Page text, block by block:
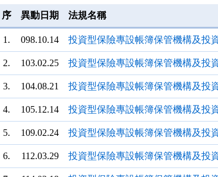
鈕
區
序 異動日期 法規名稱
1. 098.10.14 投資型保險專設帳簿保管機構及投
2. 103.02.25 投資型保險專設帳簿保管機構及投
3. 104.08.21 投資型保險專設帳簿保管機構及投
4. 105.12.14 投資型保險專設帳簿保管機構及投
5. 109.02.24 投資型保險專設帳簿保管機構及投
6. 112.03.29 投資型保險專設帳簿保管機構及投